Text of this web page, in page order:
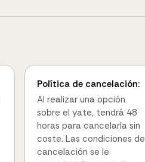
Política de cancelación:
Al realizar una opción
sobre el yate, tendrá 48
horas para cancelarla sin
coste. Las condiciones de
cancelación se le